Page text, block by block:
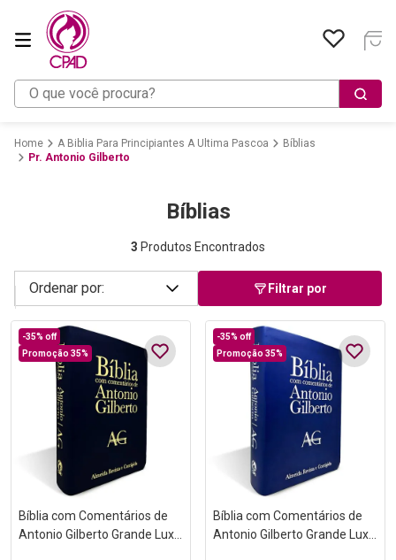
O que você procura?
A Biblia Para Principiantes A Ultima Pascoa
Bíblias
Pr. Antonio Gilberto
Bíblias
3 Produtos Encontrados
Filtrar por
-35% off
Promoção 35%
Bíblia com Comentários de
Antonio Gilberto Grande Luxo
-35% off
Promoção 35%
Bíblia com Comentários de
Antonio Gilberto Grande Luxo